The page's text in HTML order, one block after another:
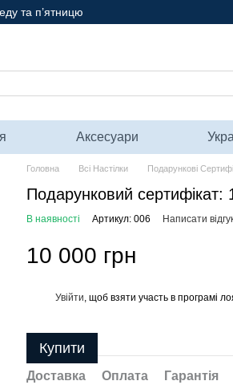
та п’ятницю
Аксесуари
Головна Всі Настілки Подарункові
Подарунковий сертифікат:
В наявності Артикул: 006 Написати
10 000 грн
Увійти , щоб взяти участь в програмі
Купити
Доставка Оплата Гарантія